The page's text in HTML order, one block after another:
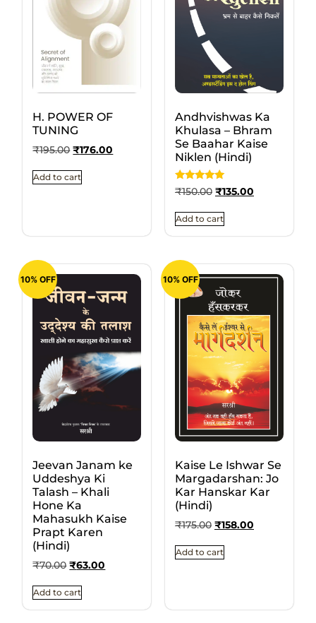
H. POWER OF
TUNING
₹195.00 ₹176.00
Add to cart
Andhvishwas Ka
Khulasa – Bhram
Se Baahar Kaise
Niklen (Hindi)
Rated
5
₹150.00 ₹135.00
Add to cart
10% OFF
Jeevan Janam ke
Uddeshya Ki
Talash – Khali
Hone Ka
Mahasukh Kaise
Prapt Karen
(Hindi)
₹70.00 ₹63.00
Add to cart
10% OFF
Kaise Le Ishwar Se
Margadarshan: Jo
Kar Hanskar Kar
(Hindi)
₹175.00 ₹158.00
Add to cart